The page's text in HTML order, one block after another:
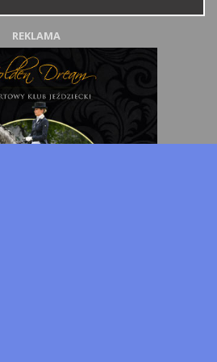
REKLAMA